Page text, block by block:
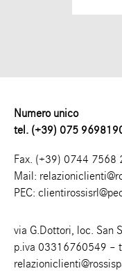
Numero unico
tel. (+39) 075
Fax. (+39) 0744 7568
Mail:
PEC:
via G.Dottori, loc. San
p.iva 03316760549 –